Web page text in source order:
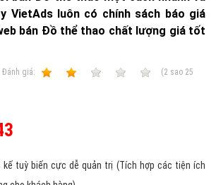
VietAds luôn có chính sách báo giá
bán Đồ thể thao chất lượng giá tốt
Ðánh giá: (2 sao 25
kế tuỳ biến cực dễ quản trị (Tích hợp các tiện ích